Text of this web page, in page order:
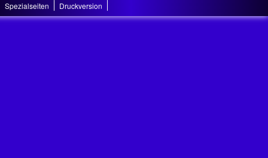
Spezialseiten Druckversion